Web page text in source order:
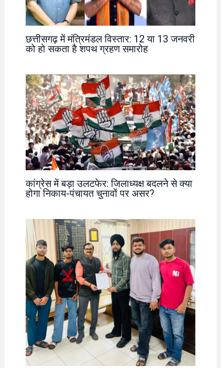
छत्तीसगढ़ में मंत्रिमंडल विस्तार: 12 या 13 जनवरी
को हो सकता है शपथ ग्रहण समारोह
कांग्रेस में बड़ा उलटफेर: जिलाध्यक्ष बदलने से क्या
होगा निकाय-पंचायत चुनावों पर असर?